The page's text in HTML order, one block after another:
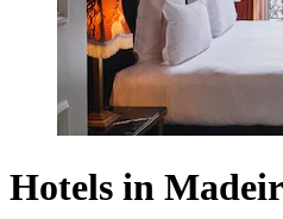
Hotels in